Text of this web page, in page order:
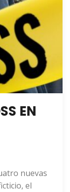
EN
nuevas
el